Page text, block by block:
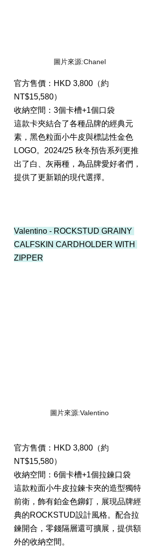
圖片來源:Chanel
官方售價：HKD 3,800（約
NT$15,580）
收納空間：3個卡槽+1個口袋
這款卡夾結合了各種品牌的經典元
素，黑色粒面小牛皮與標誌性金色
LOGO。2024/25 秋冬預告系列更推
出了白、灰兩種，為品牌愛好者們，
提供了更新穎的現代選擇。
Valentino - ROCKSTUD GRAINY
CALFSKIN CARDHOLDER WITH
ZIPPER
圖片來源:Valentino
官方售價：HKD 3,800（約
NT$15,580）
收納空間：6個卡槽+1個拉鍊口袋
這款粒面小牛皮拉鍊卡夾的造型獨特
前衛，飾有鉑金色鉚釘，展現品牌經
典的ROCKSTUD設計風格。配合拉
鍊開合，零錢隔層還可擴展，提供額
外的收納空間。